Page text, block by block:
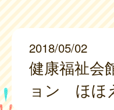
2018/05/02
健康福祉会
ョン ほほ